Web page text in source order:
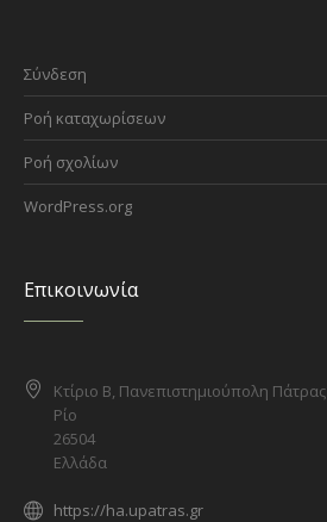
Σύνδεση
Ροή καταχωρίσεων
Ροή σχολίων
WordPress.org
Επικοινωνία
Κτίριο Β, Πανεπιστημιούπολη Πάτρας
Ρίο
26504
Ελλάδα
https://ha.upatras.gr